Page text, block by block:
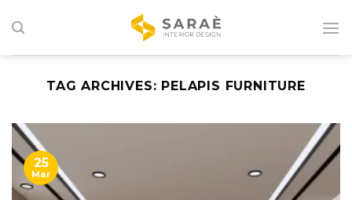
to
TAG ARCHIVES: PELAPIS FURNITURE
25
Mar